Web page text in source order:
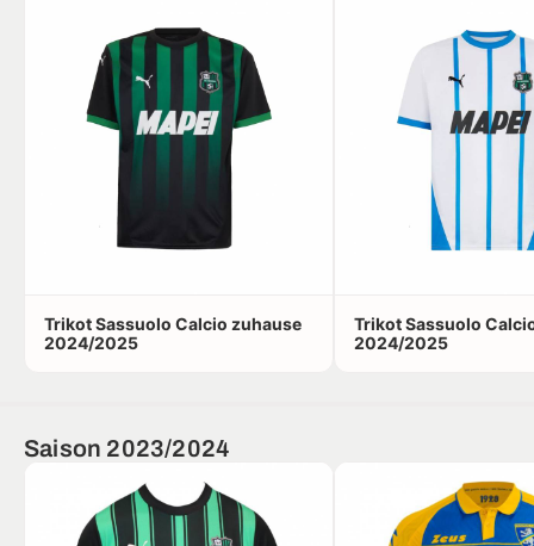
Trikot Sassuolo Calcio zuhause
2024/2025
Trikot Sassuolo
2024/2025
Saison 2023/2024